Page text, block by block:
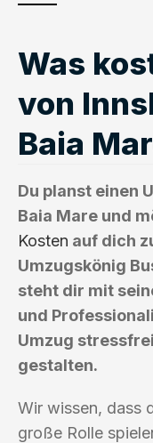
Was
von
Baia
Du planst einen
Baia Mare und
Kosten auf dich
Umzugskönig
steht dir mit
und
Umzug
gestalten.
Wir wissen, dass
große Rolle